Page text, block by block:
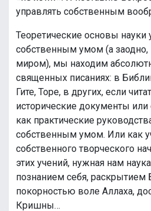
управлять собственным
Теоретические основы науки
собственным умом (а
миром), мы находим
священных писаниях: в
Гите, Торе, в других, если
исторические документы
как практические
собственным умом. Или как
собственного творческого
этих учений, нужная нам
познанием себя, раскрытием
покорностью воле Аллаха,
Кришны…